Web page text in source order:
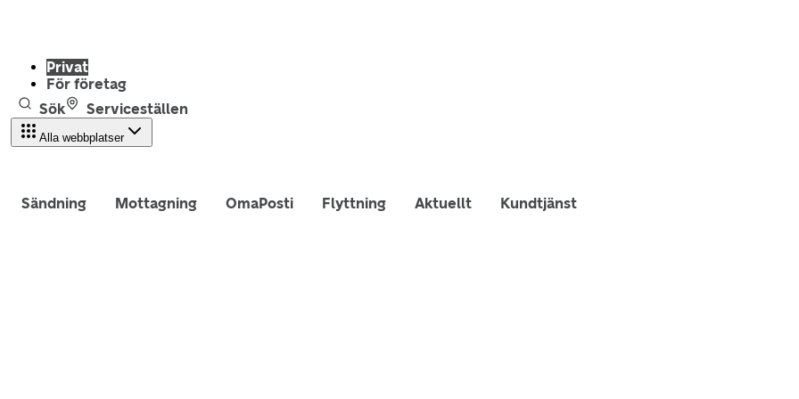
Privat
För företag
Sök
Serviceställen
Alla webbplatser
Sändning Mottagning OmaPosti Flyttning Aktuellt Kundtjänst